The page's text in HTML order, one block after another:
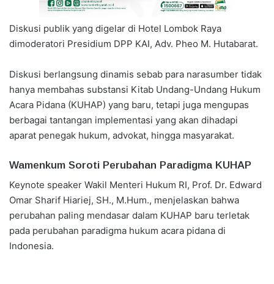
Diskusi publik yang digelar di Hotel Lombok Raya
dimoderatori Presidium DPP KAI, Adv. Pheo M. Hutabarat.
Diskusi berlangsung dinamis sebab para narasumber tidak
hanya membahas substansi Kitab Undang-Undang Hukum
Acara Pidana (KUHAP) yang baru, tetapi juga mengupas
berbagai tantangan implementasi yang akan dihadapi
aparat penegak hukum, advokat, hingga masyarakat.
Wamenkum Soroti Perubahan Paradigma KUHAP
Keynote speaker Wakil Menteri Hukum RI, Prof. Dr. Edward
Omar Sharif Hiariej, SH., M.Hum., menjelaskan bahwa
perubahan paling mendasar dalam KUHAP baru terletak
pada perubahan paradigma hukum acara pidana di
Indonesia.